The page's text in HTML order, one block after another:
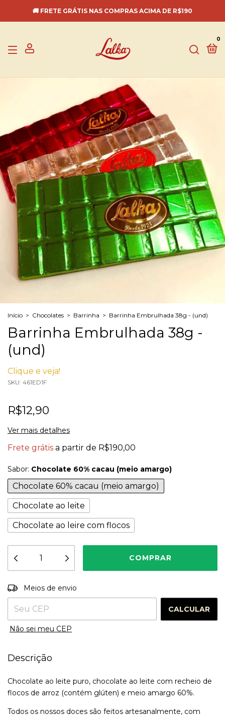
🚚 FRETE GRÁTIS NAS COMPRAS ACIMA DE R$190
0
Início > Chocolates > Barrinha > Barrinha Embrulhada 38g - (und)
Barrinha Embrulhada 38g -
(und)
Clique e veja!
SKU: 461ED1F
R$12,90
Ver mais detalhes
Frete grátis a partir de R$190,00
Sabor: Chocolate 60% cacau (meio amargo)
Chocolate 60% cacau (meio amargo)
Chocolate ao leite
Chocolate ao leire com flocos
Entregas para o CEP:
Meios de envio
CALCULAR
Não sei meu CEP
Descrição
Chocolate ao leite puro, chocolate ao leite com recheio de
flocos de arroz (contém glúten) e meio amargo 60%.
Todos os nossos doces são feitos artesanalmente, com